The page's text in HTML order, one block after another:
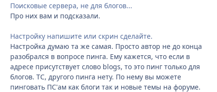
Поисковые сервера, не для блогов...
Про них вам и подсказали.
Настройку напишите или скрин сделайте.
Настройка думаю та же самая. Просто автор не до конца
разобрался в вопросе пинга. Ему кажется, что если в
адресе присутствует слово blogs, то это пинг только для
блогов. ТС, другого пинга нету. По нему вы можете
пинговать ПС'ам как блоги так и новые темы на форуме.